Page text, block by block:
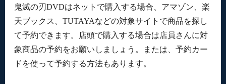
鬼滅の刃DVDはネットで購入する場合、アマゾン、楽
天ブックス、TUTAYAなどの対象サイトで商品を探し
て予約できます。店頭で購入する場合は店員さんに対
象商品の予約をお願いしましょう。または、予約カー
ドを使って予約する方法もあります。